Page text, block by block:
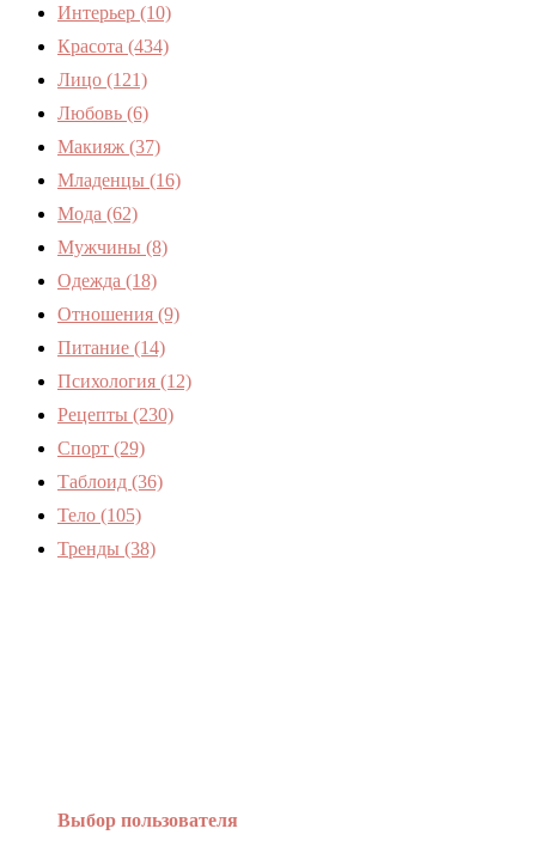
Интерьер (10)
Красота (434)
Лицо (121)
Любовь (6)
Макияж (37)
Младенцы (16)
Мода (62)
Мужчины (8)
Одежда (18)
Отношения (9)
Питание (14)
Психология (12)
Рецепты (230)
Спорт (29)
Таблоид (36)
Тело (105)
Тренды (38)
Выбор пользователя